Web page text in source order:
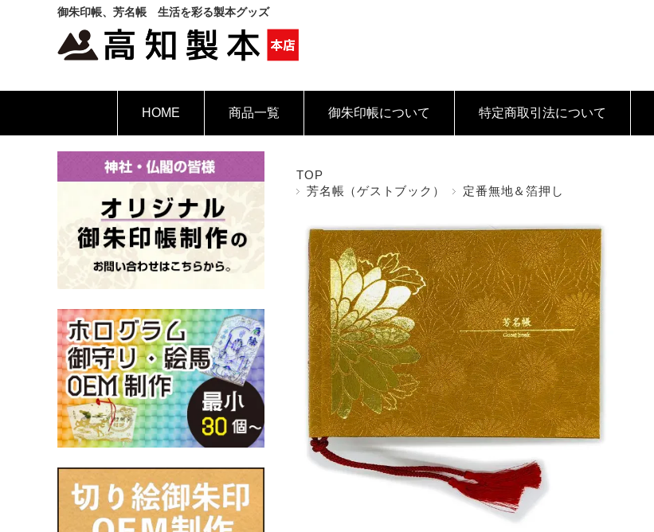
御朱印帳、芳名帳 生活を彩る製本グッズ
HOME 商品一覧 御朱印帳について 特定商取引法について
TOP
芳名帳（ゲストブック）
定番無地＆箔押し